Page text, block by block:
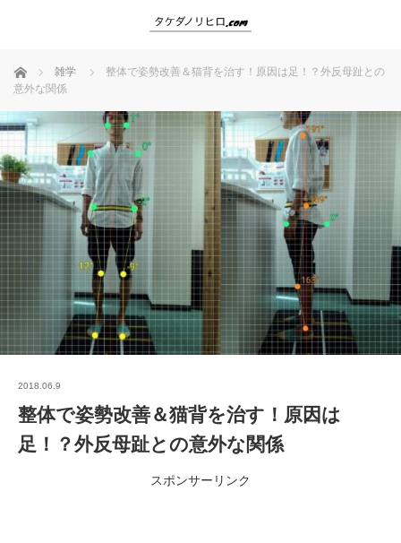
ホーム 雑学
整体で姿勢改善＆猫背を治す！原因は足！？外反母趾との
意外な関係
2018.06.9
整体で姿勢改善＆猫背を治す！原因は
足！？外反母趾との意外な関係
スポンサーリンク